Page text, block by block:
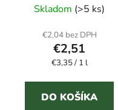
Skladom (>5 ks)
€2,04 bez DPH
€2,51
Jednotková
€3,35 / 1 l
DO KOŠÍKA